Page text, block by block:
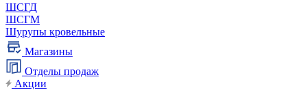
ШСГД
ШСГМ
Шурупы кровельные
Магазины
Отделы продаж
Акции